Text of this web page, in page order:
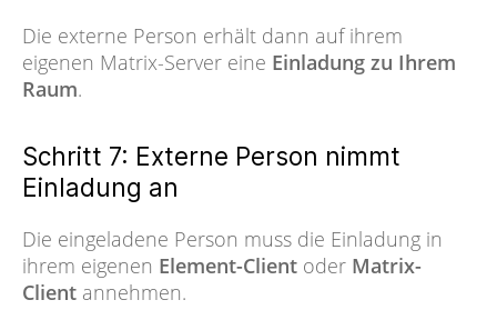
Die externe Person erhält dann auf ihrem
eigenen Matrix-Server eine Einladung zu Ihrem
Raum.
Schritt 7: Externe Person nimmt
Einladung an
Die eingeladene Person muss die Einladung in
ihrem eigenen Element-Client oder Matrix-
Client annehmen.